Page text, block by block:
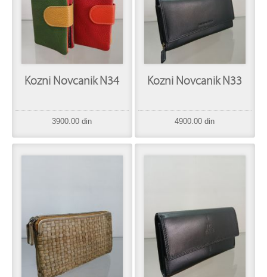
Kozni Novcanik N34
3900.00 din
Kozni Novcanik N33
4900.00 din